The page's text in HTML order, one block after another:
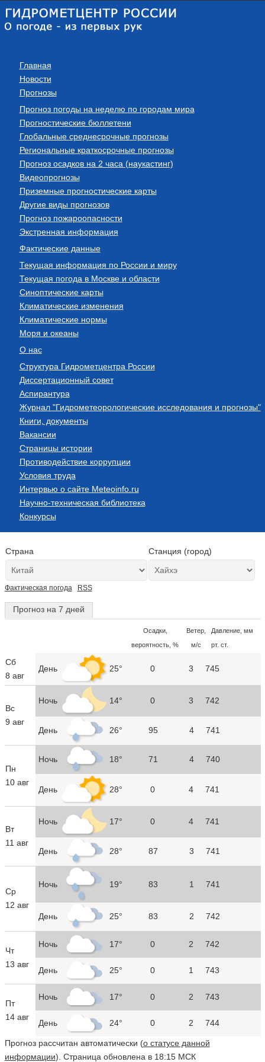
Главная
Новости
Прогнозы
Прогноз погоды на неделю по городам мира
Прогностические бюллетени
Глобальные среднесрочные прогнозы
Региональные краткосрочные прогнозы
Прогноз осадков на 2 часа (наукастинг)
Видеопрогнозы
Приземные прогностические карты
Другие виды прогнозов
Прогноз пожароопасности
Экстренная информация
Фактические данные
Текущая информация по России и миру
Текущая погода в Москве и области
Синоптические карты
Климатические изменения
Климатические нормы
Моря и океаны
О нас
Структура Гидрометцентра России
Диссертационный совет
Аспирантура
Журнал "Гидрометеорологические исследования и прогнозы"
Книги, документы
Вакансии
Страницы истории
Противодействие коррупции
Условия труда
Интервью о сайте Meteoinfo.ru
Научно-техническая библиотека
Конкурсы
Страна Станция (город)
Фактическая погода RSS
Прогноз на 7 дней
Осадки,
вероятность, %
Ветер,
м/с
Давление, мм
рт. ст.
Сб
8 авг
День 25° 0 3 745
Вс
9 авг
Ночь 14° 0 3 742
День 26° 95 4 741
Пн
10 авг
Ночь 18° 71 4 740
День 28° 0 4 741
Вт
11 авг
Ночь 17° 0 4 741
День 28° 87 3 741
Ср
12 авг
Ночь 19° 83 1 741
День 25° 83 2 742
Чт
13 авг
Ночь 17° 0 2 742
День 25° 0 1 743
Пт
14 авг
Ночь 17° 0 2 743
День 24° 0 2 744
Прогноз рассчитан автоматически (о статусе данной
информации). Страница обновлена в 18:15 МСК